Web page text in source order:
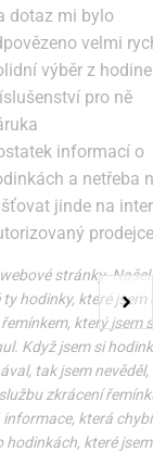
Friedrich
London 26120-2
úterý 11. 8. u vás
Kč
dotaz mi bylo
velmi
výběr z
pro ně
informací o
a netřeba
jinde na
stránky. Našel
ty hodinky, které jsem
který jsem
Když jsem si
tak jsem nevěděl,
zkrácení
informace, která
hodinkách, které